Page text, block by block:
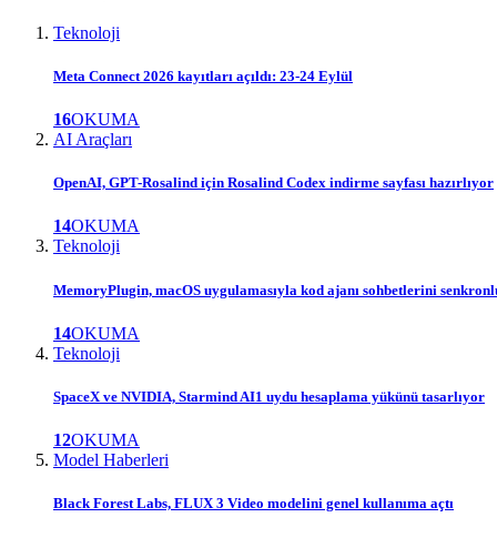
Teknoloji
Meta Connect 2026 kayıtları açıldı: 23-24 Eylül
16OKUMA
AI Araçları
OpenAI, GPT-Rosalind için Rosalind Codex indirme sayfası hazırlıyor
14OKUMA
Teknoloji
MemoryPlugin, macOS uygulamasıyla kod ajanı sohbetlerini
14OKUMA
Teknoloji
SpaceX ve NVIDIA, Starmind AI1 uydu hesaplama yükünü tasarlıyor
12OKUMA
Model Haberleri
Black Forest Labs, FLUX 3 Video modelini genel kullanıma açtı